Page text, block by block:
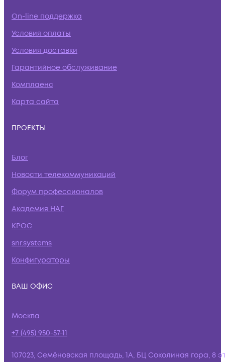
On-line поддержка
Условия оплаты
Условия доставки
Гарантийное обслуживание
Комплаенс
Карта сайта
ПРОЕКТЫ
Блог
Новости телекоммуникаций
Форум профессионалов
Академия НАГ
КРОС
snr.systems
Конфигураторы
ВАШ ОФИС
Москва
+7 (495) 950-57-11
107023, Семёновская площадь, 1А, БЦ Соколиная гора, 8